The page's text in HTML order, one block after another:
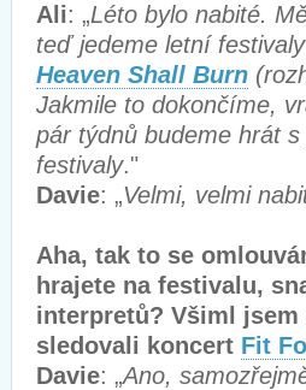
Ali: „Léto bylo nabité.
teď jedeme letní
Heaven Shall Burn
Jakmile to dokončíme,
pár týdnů budeme hrát s
festivaly."
Davie: „Velmi, velmi
Aha, tak to se
hrajete na festivalu,
interpretů? Všiml
sledovali koncert Fit
Davie: „Ano,